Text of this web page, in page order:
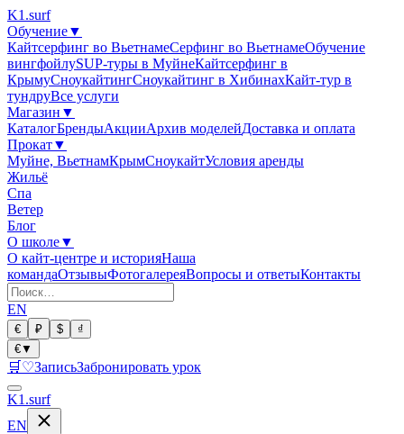
K1 .surf
Обучение▼
Кайтсерфинг во ВьетнамеСерфинг во ВьетнамеОбучение
вингфойлуSUP-туры в МуйнеКайтсерфинг в
КрымуСноукайтингСноукайтинг в ХибинахКайт-тур в
тундруВсе услуги
Магазин ▼
КаталогБрендыАкцииАрхив моделейДоставка и оплата
Прокат▼
Муйне, ВьетнамКрымСноукайтУсловия аренды
Жильё
Спа
Ветер
Блог
О школе▼
О кайт-центре и историяНаша
командаОтзывыФотогалереяВопросы и ответыКонтакты
EN
€ ₽ $
₫
€▼
🛒 ♡ЗаписьЗабронировать урок
K1 .surf
EN